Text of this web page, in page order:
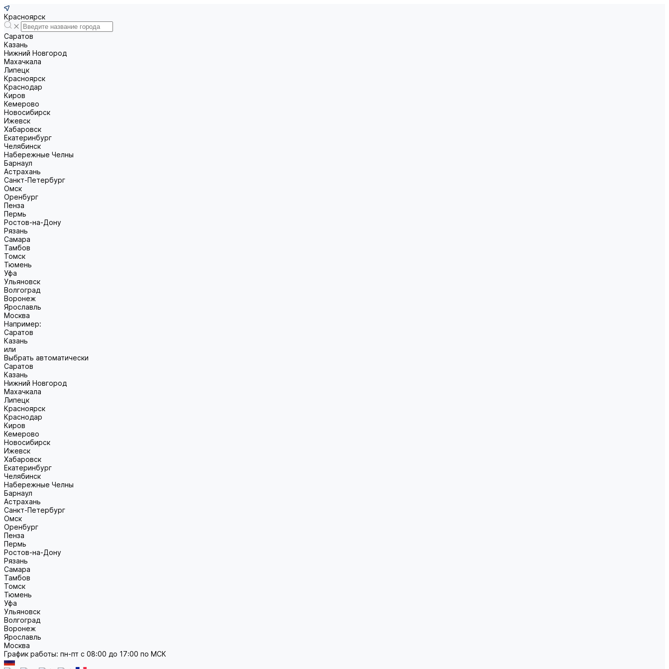
Красноярск
Саратов
Казань
Нижний Новгород
Махачкала
Липецк
Красноярск
Краснодар
Киров
Кемерово
Новосибирск
Ижевск
Хабаровск
Екатеринбург
Челябинск
Набережные Челны
Барнаул
Астрахань
Санкт-Петербург
Омск
Оренбург
Пенза
Пермь
Ростов-на-Дону
Рязань
Самара
Тамбов
Томск
Тюмень
Уфа
Ульяновск
Волгоград
Воронеж
Ярославль
Москва
Например:
Саратов
Казань
или
Выбрать автоматически
Саратов
Казань
Нижний Новгород
Махачкала
Липецк
Красноярск
Краснодар
Киров
Кемерово
Новосибирск
Ижевск
Хабаровск
Екатеринбург
Челябинск
Набережные Челны
Барнаул
Астрахань
Санкт-Петербург
Омск
Оренбург
Пенза
Пермь
Ростов-на-Дону
Рязань
Самара
Тамбов
Томск
Тюмень
Уфа
Ульяновск
Волгоград
Воронеж
Ярославль
Москва
График работы: пн-пт с 08:00 до 17:00 по МСК